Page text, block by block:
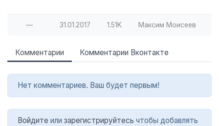
— 31.01.2017 1.51K Максим Моисеев
Комментарии Комментарии Вконтакте
Нет комментариев. Ваш будет первым!
Войдите или зарегистрируйтесь чтобы добавлять